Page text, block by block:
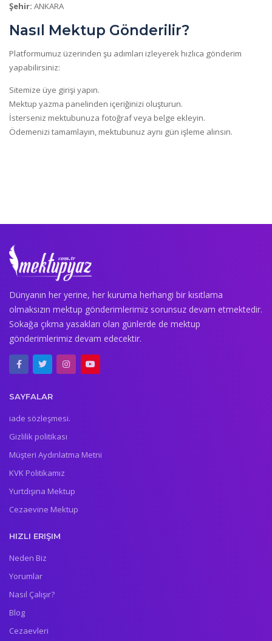
Şehir: ANKARA
Nasıl Mektup Gönderilir?
Platformumuz üzerinden şu adımları izleyerek hızlıca gönderim
yapabilirsiniz:
Sitemize üye girişi yapın.
Mektup yazma panelinden içeriğinizi oluşturun.
İsterseniz mektubunuza fotoğraf veya belge ekleyin.
Ödemenizi tamamlayın, mektubunuz aynı gün işleme alınsın.
Dünyanın her yerine, her kuruma herhangi bir kısıtlama
olmaksızın mektup gönderimlerimiz sorunsuz devam etmektedir.
Sokağa çıkma yasakları olan günlerde de mektup
gönderimlerimiz devam edecektir.
SAYFALAR
iade sözleşmesi.
Gizlilik politikası
Müşteri Aydınlatma Metni
KVK Politikamız
Yurtdışına Mektup
Cezaevine Mektup
HIZLI ERIŞIM
Neden Biz
Yorumlar
Nasıl Çalışır?
Blog
Cezaevleri